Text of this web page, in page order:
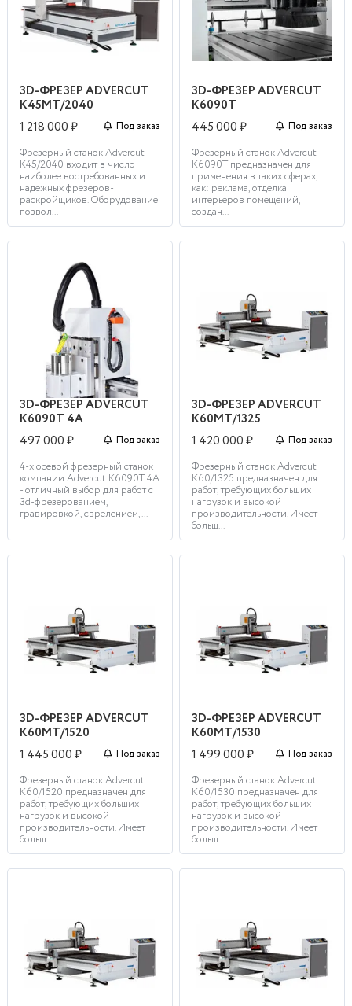
3D-ФРЕЗЕР ADVERCUT
K45MT/2040
1 218 000 ₽
Под заказ
Фрезерный станок Advercut
K45/2040 входит в число
наиболее востребованных и
надежных фрезеров-
раскройщиков. Оборудование
позвол...
3D-ФРЕЗЕР ADVERCUT
K6090T
445 000 ₽
Под заказ
Фрезерный станок Advercut
K6090T предназначен для
применения в таких сферах,
как: реклама, отделка
интерьеров помещений,
создан...
3D-ФРЕЗЕР ADVERCUT
K6090T 4A
497 000 ₽
Под заказ
4-х осевой фрезерный станок
компании Advercut K6090T 4A
- отличный выбор для работ с
3d-фрезерованием,
гравировкой, сврелением,...
3D-ФРЕЗЕР ADVERCUT
K60MT/1325
1 420 000 ₽
Под заказ
Фрезерный станок Advercut
K60/1325 предназначен для
работ, требующих больших
нагрузок и высокой
производительности. Имеет
больш...
3D-ФРЕЗЕР ADVERCUT
K60MT/1520
1 445 000 ₽
Под заказ
Фрезерный станок Advercut
K60/1520 предназначен для
работ, требующих больших
нагрузок и высокой
производительности. Имеет
больш...
3D-ФРЕЗЕР ADVERCUT
K60MT/1530
1 499 000 ₽
Под заказ
Фрезерный станок Advercut
K60/1530 предназначен для
работ, требующих больших
нагрузок и высокой
производительности. Имеет
больш...